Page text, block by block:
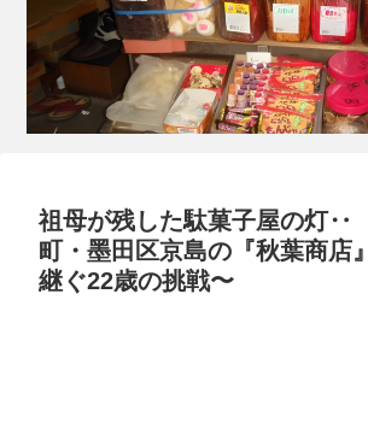
祖母が残した駄菓子屋の灯
町・墨田区京島の『秋葉商
継ぐ22歳の挑戦〜